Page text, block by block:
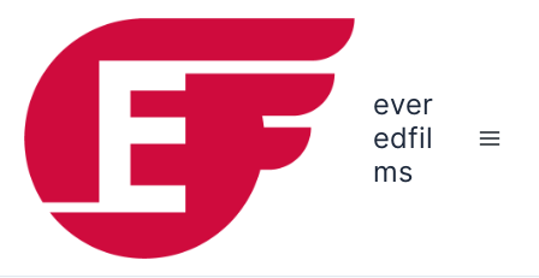
content
ever
edfil
ms